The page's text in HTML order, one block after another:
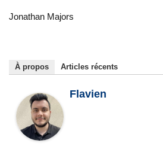
Jonathan Majors
À propos Articles récents
Flavien